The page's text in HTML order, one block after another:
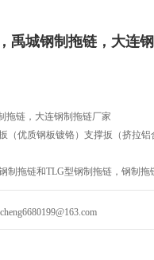
禹城钢制拖链，大连
拖链，大连钢制拖链厂家
（优质钢板镀铬）支撑扳（挤拉
制拖链和TLG型钢制拖链，钢制拖
型。拖链宽度可按用户要求定做